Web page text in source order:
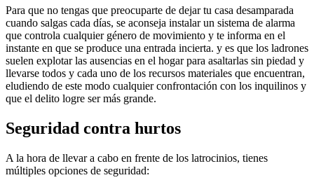
Para que no tengas que preocuparte de dejar tu casa desamparada
cuando salgas cada días, se aconseja instalar un sistema de alarma
que controla cualquier género de movimiento y te informa en el
instante en que se produce una entrada incierta. y es que los ladrones
suelen explotar las ausencias en el hogar para asaltarlas sin piedad y
llevarse todos y cada uno de los recursos materiales que encuentran,
eludiendo de este modo cualquier confrontación con los inquilinos y
que el delito logre ser más grande.
Seguridad contra hurtos
A la hora de llevar a cabo en frente de los latrocinios, tienes
múltiples opciones de seguridad: